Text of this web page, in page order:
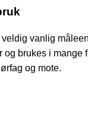
vanlig
og brukes i mange
og mote.